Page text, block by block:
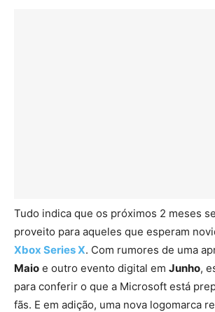
Tudo indica que os próximos 2 meses
proveito para aqueles que esperam
Xbox Series X. Com rumores de uma
Maio e outro evento digital em Junho,
para conferir o que a Microsoft está
fãs. E em adição, uma nova logomarca